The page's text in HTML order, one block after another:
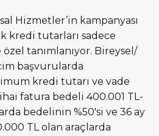
Hizmetler’in kampanyası
kredi tutarları sadece
tanımlanıyor. Bireysel/
başvurularda
kredi tutarı ve vade
fatura bedeli 400.001 TL-
bedelinin %50'si ve 36 ay
TL olan araçlarda